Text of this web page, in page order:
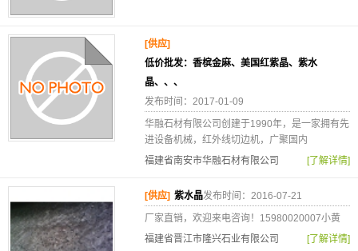
[供应]
低价批发：香槟金麻、美国红紫晶、紫水
晶、、、
发布时间：2017-01-09
华融石材有限公司创建于1990年，是一家拥有先
进设备机械，红外线切边机，广聚国内
福建省南安市华融石材有限公司
[了解详情]
[供应] 紫水晶发布时间：2016-07-21
厂家直销，欢迎来电咨询！15980020007小黄
福建省晋江市隆兴石业有限公司
[了解详情]